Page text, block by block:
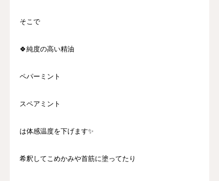
そこで
🍀純度の高い精油
ペパーミント
スペアミント
は体感温度を下げます✨
希釈してこめかみや首筋に塗ってたり